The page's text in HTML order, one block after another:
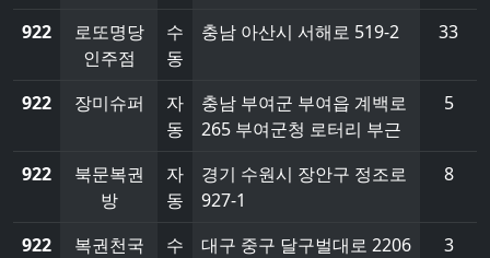
922
로또명당
인주점
수
동
충남 아산시 서해로 519-2 33
922 장미슈퍼
자
동
충남 부여군 부여읍 계백로
265 부여군청 로터리 부근
5
922
북문복권
방
자
동
경기 수원시 장안구 정조로
927-1
8
922 복권천국
수
대구 중구 달구벌대로 2206 3